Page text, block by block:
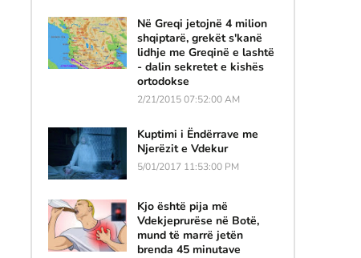
Në Greqi jetojnë 4 milion
shqiptarë, grekët s'kanë
lidhje me Greqinë e lashtë
- dalin sekretet e kishës
ortodokse
2/21/2015 07:52:00 AM
Kuptimi i Ëndërrave me
Njerëzit e Vdekur
5/01/2017 11:53:00 PM
Kjo është pija më
Vdekjeprurëse në Botë,
mund të marrë jetën
brenda 45 minutave